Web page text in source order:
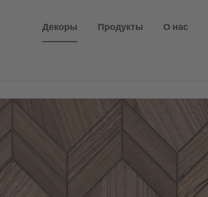
Декоры Продукты О нас